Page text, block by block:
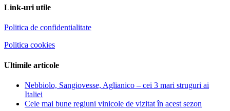
Link-uri utile
Politica de confidentialitate
Politica cookies
Ultimile articole
Nebbiolo, Sangiovesse, Aglianico – cei 3 mari struguri ai
Italiei
Cele mai bune regiuni vinicole de vizitat în acest sezon